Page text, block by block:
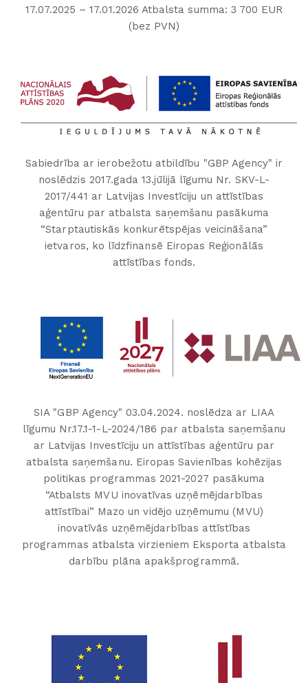
17.07.2025 – 17.01.2026 Atbalsta summa: 3 700 EUR
(bez PVN)
Sabiedrība ar ierobežotu atbildību "GBP Agency" ir
noslēdzis 2017.gada 13.jūlijā līgumu Nr. SKV-L-
2017/441 ar Latvijas Investīciju un attīstības
aģentūru par atbalsta saņemšanu pasākuma
“Starptautiskās konkurētspējas veicināšana”
ietvaros, ko līdzfinansē Eiropas Reģionālās
attīstības fonds.
SIA "GBP Agency" 03.04.2024. noslēdza ar LIAA
līgumu Nr.17.1-1-L-2024/186 par atbalsta saņemšanu
ar Latvijas Investīciju un attīstības aģentūru par
atbalsta saņemšanu. Eiropas Savienības kohēzijas
politikas programmas 2021-2027 pasākuma
“Atbalsts MVU inovatīvas uzņēmējdarbības
attīstībai” Mazo un vidējo uzņēmumu (MVU)
inovatīvās uzņēmējdarbības attīstības
programmas atbalsta virzieniem Eksporta atbalsta
darbību plāna apakšprogrammā.